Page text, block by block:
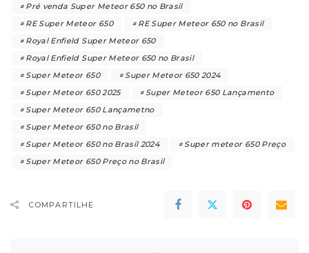
Pré venda Super Meteor 650 no Brasil
RE Super Meteor 650
RE Super Meteor 650 no Brasil
Royal Enfield Super Meteor 650
Royal Enfield Super Meteor 650 no Brasil
Super Meteor 650
Super Meteor 650 2024
Super Meteor 650 2025
Super Meteor 650 Lançamento
Super Meteor 650 Lançametno
Super Meteor 650 no Brasil
Super Meteor 650 no Brasil 2024
Super meteor 650 Preço
Super Meteor 650 Preço no Brasil
COMPARTILHE